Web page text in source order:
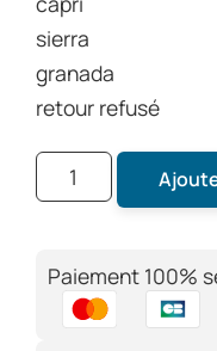
sierra
granada
retour refusé
Paiement 100%